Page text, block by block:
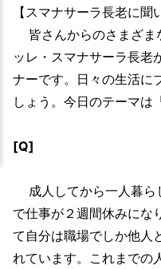
【スマナサーラ長老に聞
皆さんからのさまざま
ッレ・スマナサーラ長老
ナーです。日々の生活に
しょう。今日のテーマは
[Q]
成人してから一人暮ら
で仕事が２週間休みにな
て自分は職場でしか他人
れています。これまでの